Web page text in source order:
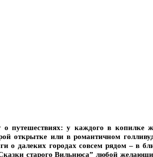
путешествиях: у каждого в копилке
открытке или в романтичном
о далеких городах совсем рядом – в
старого Вильнюса” любой